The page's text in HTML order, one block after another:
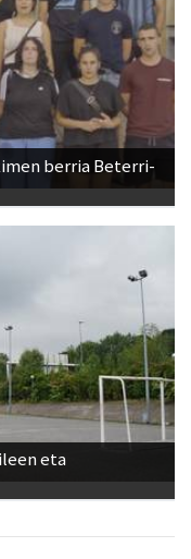
berria Beterri-
eta